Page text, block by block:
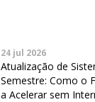
24 jul 2026
Atualização de
Semestre: Como o
a Acelerar sem